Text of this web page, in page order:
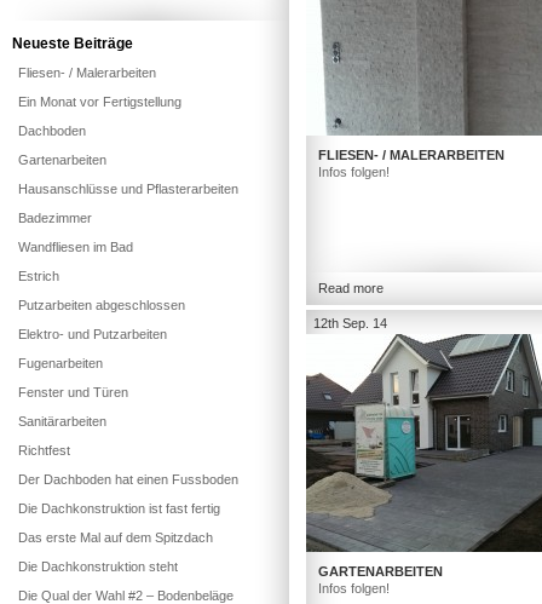
FLIESEN- / MALERARBEITEN
Infos folgen!
Read more
12th Sep. 14
GARTENARBEITEN
Infos folgen!
Neueste Beiträge
Fliesen- / Malerarbeiten
Ein Monat vor Fertigstellung
Dachboden
Gartenarbeiten
Hausanschlüsse und Pflasterarbeiten
Badezimmer
Wandfliesen im Bad
Estrich
Putzarbeiten abgeschlossen
Elektro- und Putzarbeiten
Fugenarbeiten
Fenster und Türen
Sanitärarbeiten
Richtfest
Der Dachboden hat einen Fussboden
Die Dachkonstruktion ist fast fertig
Das erste Mal auf dem Spitzdach
Die Dachkonstruktion steht
Die Qual der Wahl #2 – Bodenbeläge